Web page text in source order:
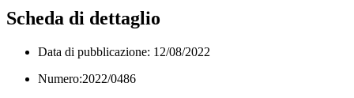
Scheda di dettaglio
Data di pubblicazione: 12/08/2022
Numero:2022/0486